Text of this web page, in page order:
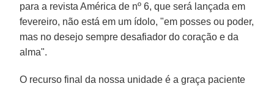
para a revista América de nº 6, que será lançada em
fevereiro, não está em um ídolo, "em posses ou poder,
mas no desejo sempre desafiador do coração e da
alma".
O recurso final da nossa unidade é a graça paciente